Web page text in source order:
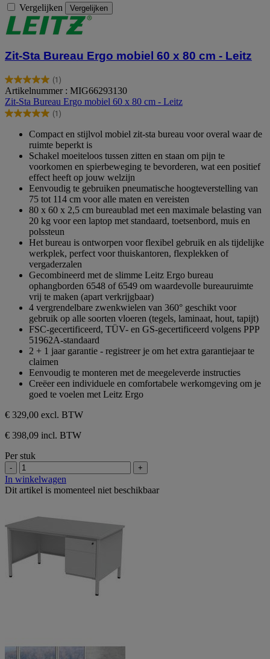
Vergelijken Vergelijken
Zit-Sta Bureau Ergo mobiel 60 x 80 cm - Leitz
(1)
5.0
van
de
5
beoordeling
Artikelnummer : MIG66293130
Zit-Sta Bureau Ergo mobiel 60 x 80 cm - Leitz
(1)
5.0
sterren.
beoordeling
Compact en stijlvol mobiel zit-sta bureau voor overal waar de
ruimte beperkt is
Schakel moeiteloos tussen zitten en staan om pijn te
voorkomen en spierbeweging te bevorderen, wat een positief
effect heeft op jouw welzijn
Eenvoudig te gebruiken pneumatische hoogteverstelling van
75 tot 114 cm voor alle maten en vereisten
80 x 60 x 2,5 cm bureaublad met een maximale belasting van
20 kg voor een laptop met standaard, toetsenbord, muis en
polssteun
Het bureau is ontworpen voor flexibel gebruik en als tijdelijke
werkplek, perfect voor thuiskantoren, flexplekken of
vergaderzalen
Gecombineerd met de slimme Leitz Ergo bureau
ophangborden 6548 of 6549 om waardevolle bureauruimte
vrij te maken (apart verkrijgbaar)
4 vergrendelbare zwenkwielen van 360° geschikt voor
gebruik op alle soorten vloeren (tegels, laminaat, hout, tapijt)
FSC-gecertificeerd, TÜV- en GS-gecertificeerd volgens PPP
51962A-standaard
2 + 1 jaar garantie - registreer je om het extra garantiejaar te
claimen
Eenvoudig te monteren met de meegeleverde instructies
Creëer een individuele en comfortabele werkomgeving om je
goed te voelen met Leitz Ergo
€ 329,00 excl. BTW
€ 398,09 incl. BTW
Per stuk
- +
In winkelwagen
Dit artikel is momenteel niet beschikbaar